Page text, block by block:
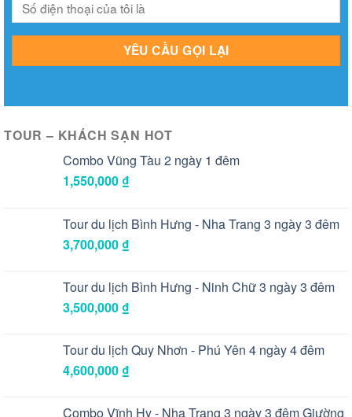
TOUR – KHÁCH SẠN HOT
Combo Vũng Tàu 2 ngày 1 đêm
1,550,000 ₫
Tour du lịch Bình Hưng - Nha Trang 3 ngày 3 đêm
3,700,000 ₫
Tour du lịch Bình Hưng - Ninh Chữ 3 ngày 3 đêm
3,500,000 ₫
Tour du lịch Quy Nhơn - Phú Yên 4 ngày 4 đêm
4,600,000 ₫
Combo Vĩnh Hy - Nha Trang 3 ngày 3 đêm Giường